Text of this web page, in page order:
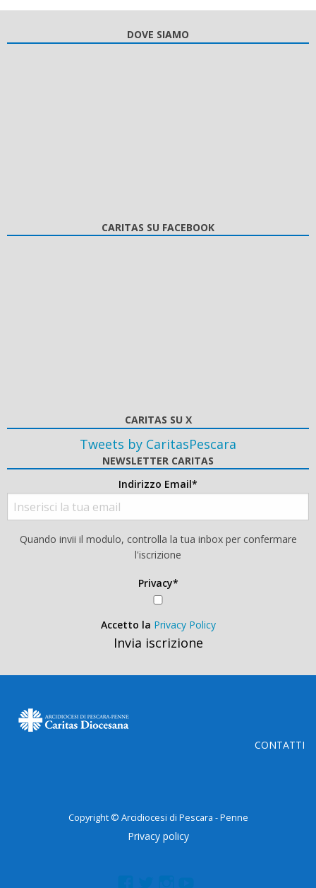
DOVE SIAMO
CARITAS SU FACEBOOK
CARITAS SU X
Tweets by CaritasPescara
NEWSLETTER CARITAS
Indirizzo Email*
Quando invii il modulo, controlla la tua inbox per confermare
l'iscrizione
Privacy*
Accetto la Privacy Policy
Invia iscrizione
CONTATTI
Copyright © Arcidiocesi di Pescara - Penne
Privacy policy